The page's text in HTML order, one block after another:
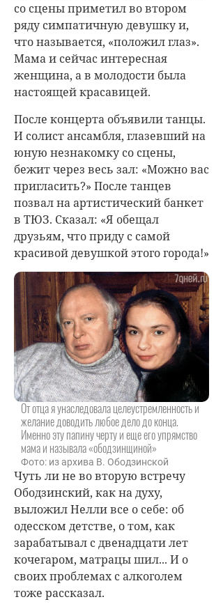
со сцены приметил во втором
ряду симпатичную девушку и,
что называется, «положил глаз».
Мама и сейчас интересная
женщина, а в молодости была
настоящей красавицей.
После концерта объявили танцы.
И солист ансамбля, глазевший на
юную незнакомку со сцены,
бежит через весь зал: «Можно вас
пригласить?» После танцев
позвал на артистический банкет
в ТЮЗ. Сказал: «Я обещал
друзьям, что приду с самой
красивой девушкой этого города!»
От отца я унаследовала целеустремленность и
желание доводить любое дело до конца.
Именно эту папину черту и еще его упрямство
мама и называла «ободзинщиной»
Фото: из архива В. Ободзинской
Чуть ли не во вторую встречу
Ободзинский, как на духу,
выложил Нелли все о себе: об
одесском детстве, о том, как
зарабатывал с двенадцати лет
кочегаром, матрацы шил... И о
своих проблемах с алкоголем
тоже рассказал.